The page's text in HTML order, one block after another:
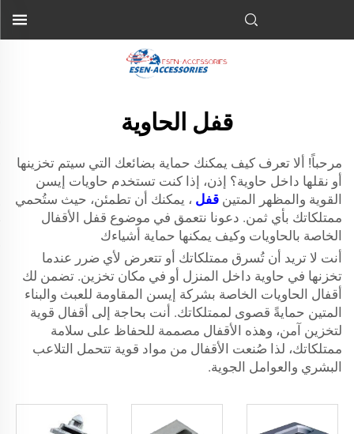
قفل الحاوية
مرحباً! ألا تعرف كيف يمكنك حماية بضائعك التي سيتم تخزينها
أو نقلها داخل حاوية؟ إذن، إذا كنت تستخدم حاويات إيسن
القوية والمظهر المتين قفل ، يمكنك أن تطمئن، حيث ستُحمي
ممتلكاتك بأي ثمن. دعونا نتعمق في موضوع قفل الأقفال
الخاصة بالحاويات وكيف يمكنها حماية أشياءك
أنت لا تريد أن تُسرق ممتلكاتك أو تتعرض لأي ضرر عندما
تخزنها في حاوية داخل المنزل أو في مكان تخزين. تضمن لك
أقفال الحاويات الخاصة بشركة إيسن المقاومة للعبث والبناء
المتين حمايةً قصوى لممتلكاتك. أنت بحاجة إلى أقفال قوية
لتخزين آمن، وهذه الأقفال مصممة للحفاظ على سلامة
ممتلكاتك، لذا صُنعت الأقفال من مواد قوية تتحمل التلاعب
البشري والعوامل الجوية.